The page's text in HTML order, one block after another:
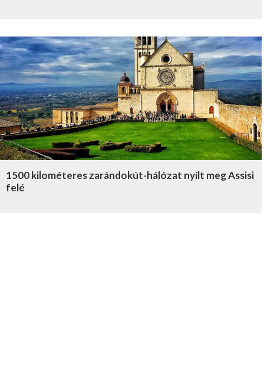
1500 kilométeres zarándokút-hálózat nyílt meg Assisi
felé